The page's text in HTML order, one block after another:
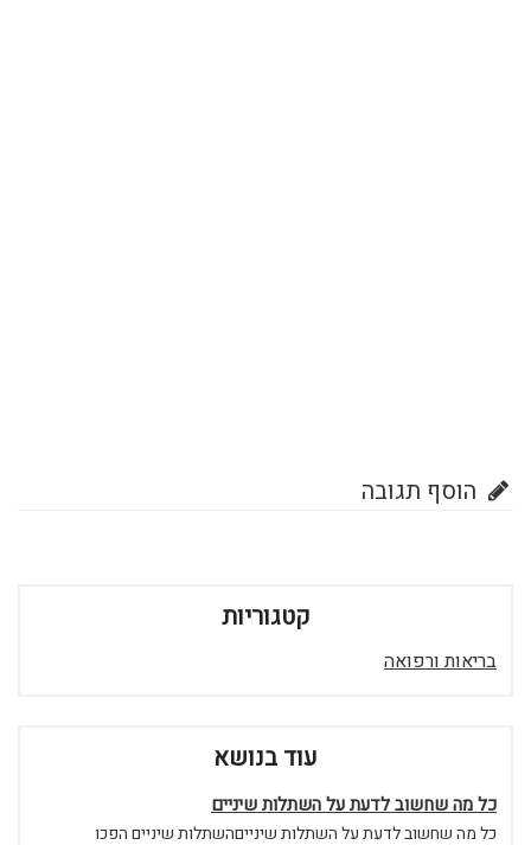
הוסף תגובה
קטגוריות
בריאות ורפואה
עוד בנושא
כל מה שחשוב לדעת על השתלות שיניים
כל מה שחשוב לדעת על השתלות שינייםהשתלות שיניים הפכו